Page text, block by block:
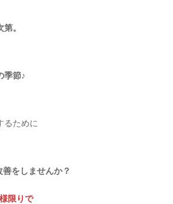
。
季節♪
るために
をしませんか？
限りで